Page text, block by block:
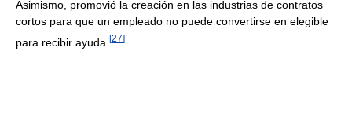
Asimismo, promovió la creación en las industrias de contratos
cortos para que un empleado no puede convertirse en elegible
para recibir ayuda. [27]